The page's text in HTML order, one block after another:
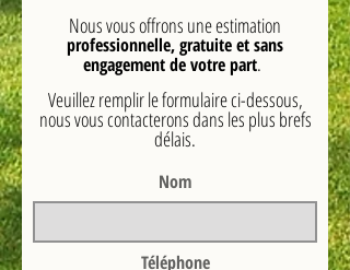
Nous vous offrons une estimation
professionnelle, gratuite et sans
engagement de votre part.
Veuillez remplir le formulaire ci-dessous,
nous vous contacterons dans les plus brefs
délais.
Nom
Téléphone